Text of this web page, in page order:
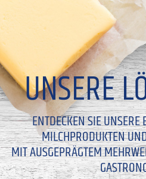
UNSERE
ENTDECKEN SIE
MILCHPRODUKTEN
MIT AUSGEPRÄGTEM